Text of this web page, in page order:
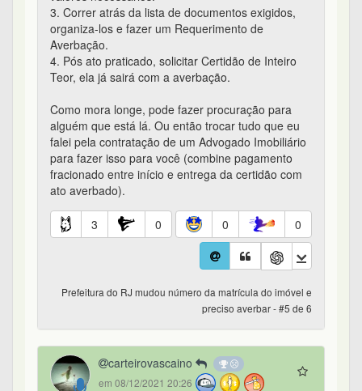
3. Correr atrás da lista de documentos exigidos,
organiza-los e fazer um Requerimento de
Averbação.
4. Pós ato praticado, solicitar Certidão de Inteiro
Teor, ela já sairá com a averbação.
Como mora longe, pode fazer procuração para
alguém que está lá. Ou então trocar tudo que eu
falei pela contratação de um Advogado Imobiliário
para fazer isso para você (combine pagamento
fracionado entre início e entrega da certidão com
ato averbado).
3 0 0 0
Prefeitura do RJ mudou número da matrícula do imóvel e
preciso averbar - #5 de 6
carteirovascaino
em 08/12/2021 20:26